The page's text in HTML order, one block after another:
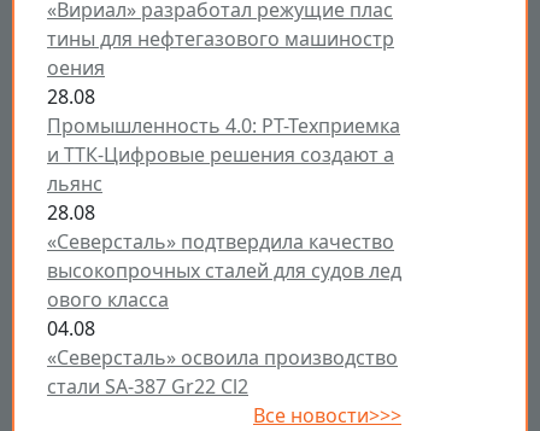
«Вириал» разработал режущие плас
тины для нефтегазового машиностр
оения
28.08
Промышленность 4.0: РТ-Техприемка
и ТТК-Цифровые решения создают а
льянс
28.08
«Северсталь» подтвердила качество
высокопрочных сталей для судов лед
ового класса
04.08
«Северсталь» освоила производство
стали SA-387 Gr22 Cl2
Все новости>>>